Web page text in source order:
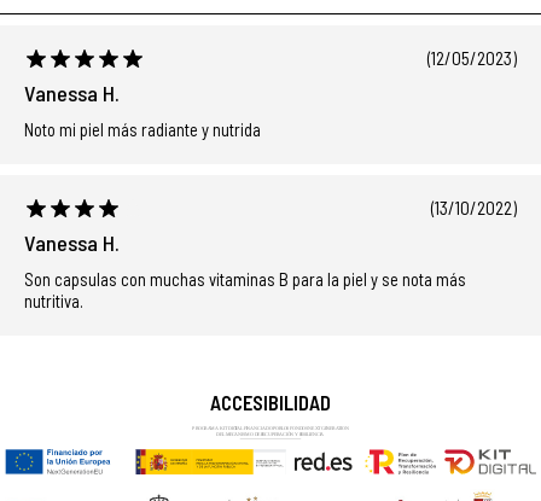
Vanessa H.
(12/05/2023)
Noto mi piel más radiante y nutrida
Vanessa H.
(13/10/2022)
Son capsulas con muchas vitaminas B para la piel y se nota más
nutritiva.
ACCESIBILIDAD